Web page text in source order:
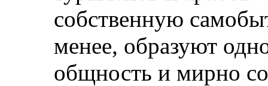
собственную
менее, образуют
общность и мирно